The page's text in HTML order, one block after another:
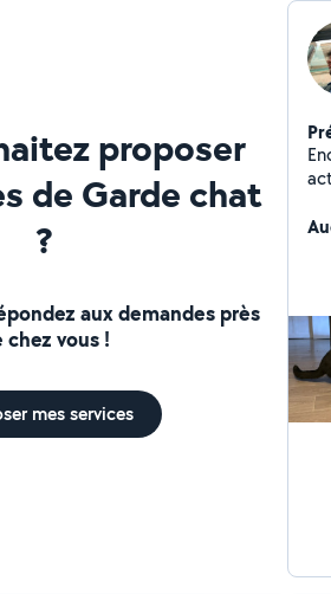
proposer
de Garde chat
?
aux demandes près
chez vous !
mes services